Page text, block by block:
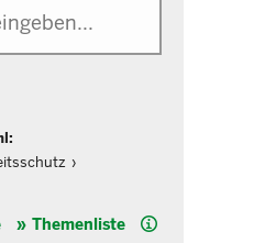
Themenliste Hilfe